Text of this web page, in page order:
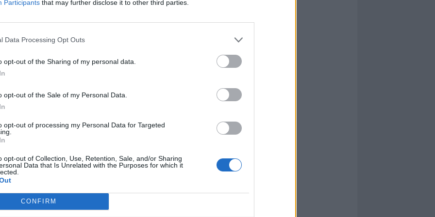
Participants that may further disclose it to other third parties.
Data Processing Opt Outs
opt-out of the Sharing of my personal data.
opt-out of the Sale of my Personal Data.
opt-out of processing my Personal Data for Targeted
opt-out of Collection, Use, Retention, Sale, and/or Sharing
Data that Is Unrelated with the Purposes for which it
CONFIRM
levando il vessillo della «cultura della
affianca a quello dell'impresa. Spiega
valori della nostra tradizione cristiana, il
della vita, del bene comune,
giustizia e della tolleranza verso tutti,
dai nostri avversari. E crediamo
dai malati, dai bambini, gli
emarginati. Vogliamo vivere in un paese
l'amore per la propria famiglia, il proprio
patria». Certo, si tratta di un
come riconosce il senatore
vicino a posizioni che un
definite teocon. Discorso di